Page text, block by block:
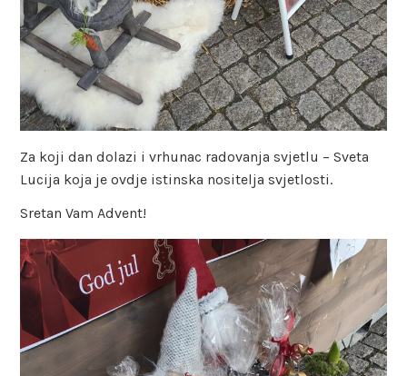
Za koji dan dolazi i vrhunac radovanja svjetlu – Sveta
Lucija koja je ovdje istinska nositelja svjetlosti.
Sretan Vam Advent!